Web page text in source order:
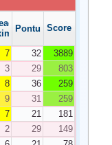
PontuaçãoScore
7 32
3889
3 29
803
8 36
259
9 31
259
7 21
181
2 29
149